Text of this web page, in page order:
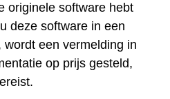
originele software hebt
deze software in een
wordt een vermelding in
op prijs gesteld,